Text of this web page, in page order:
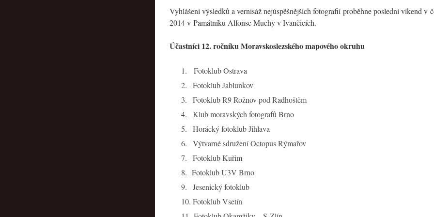
Vyhlášení výsledků a vernisáž nejúspěšnějších fotografií proběhne poslední víkend v
2014 v Památníku Alfonse Muchy v Ivančicích.
Účastníci 12. ročníku Moravskoslezského mapového okruhu
1.
Fotoklub Ostrava
2.
Fotoklub Jablunkov
3.
Fotoklub R9 Rožnov pod Radhoštěm
4.
Klub moravských fotografů Brno
5.
Horácký fotoklub Jihlava
6.
Výtvarné sdružení Octopus Rýmařov
7.
Fotoklub Kuřim
8. Fotoklub U3V Brno
9.
Jesenický fotoklub
10. Fotoklub Vsetín